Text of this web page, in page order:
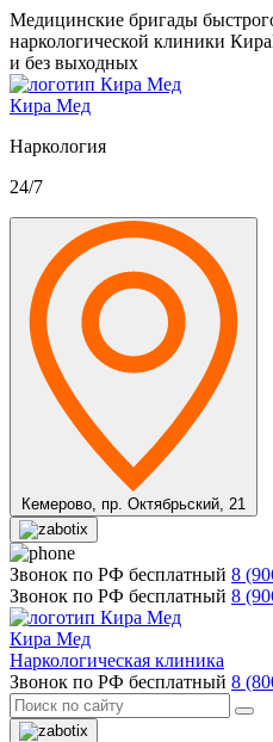
Медицинские бригады
наркологической клиники
и без выходных
Кира Мед
Наркология
24/7
Кемерово, пр. Октябрьский, 21
Звонок по РФ бесплатный 8
Звонок по РФ бесплатный 8
Кира Мед
Наркологическая клиника
Звонок по РФ бесплатный 8